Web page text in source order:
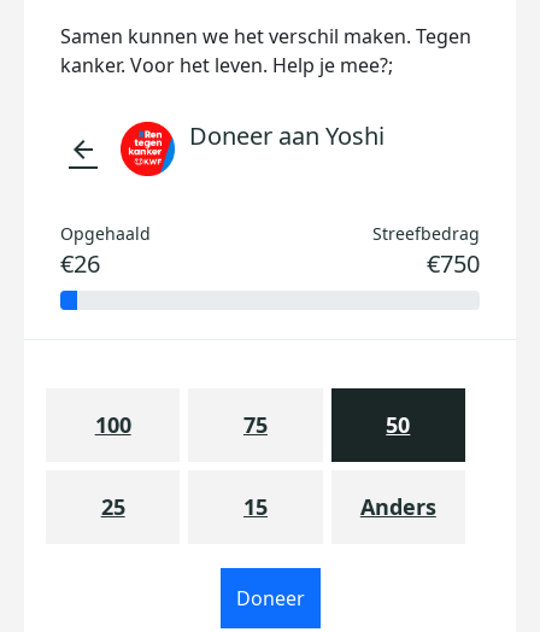
Samen kunnen we het verschil maken. Tegen
kanker. Voor het leven. Help je mee?;
arrow_back Doneer aan Yoshi
Opgehaald
€26
Streefbedrag
€750
100 75 50
25 15 Anders
Doneer